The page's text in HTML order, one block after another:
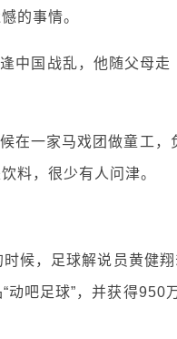
的事情。
中国战乱，他随父母走
在一家马戏团做童工，
料，很少有人问津。
候，足球解说员黄健翔
动吧足球”，并获得950